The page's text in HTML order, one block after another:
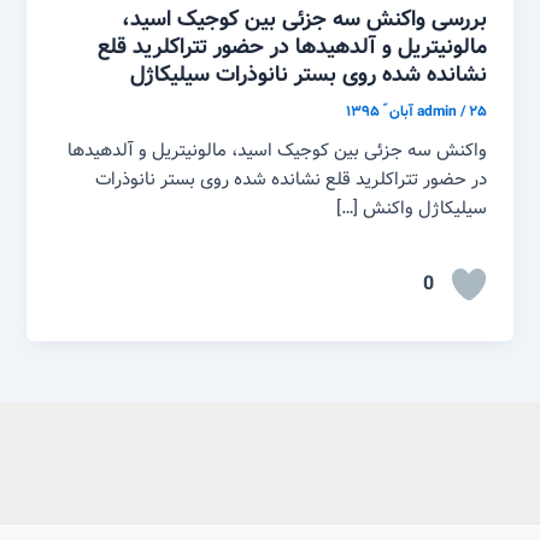
بررسی واکنش سه جزئی بین کوجیک اسید،
مالونیتریل و آلدهیدها در حضور تتراکلرید قلع
نشانده شده روی بستر نانوذرات سیلیکاژل
admin/۲۵ آبان ّ ۱۳۹۵
واکنش سه جزئی بین کوجیک اسید، مالونیتریل و آلدهیدها
در حضور تتراکلرید قلع نشانده شده روی بستر نانوذرات
سیلیکاژل واکنش […]
0